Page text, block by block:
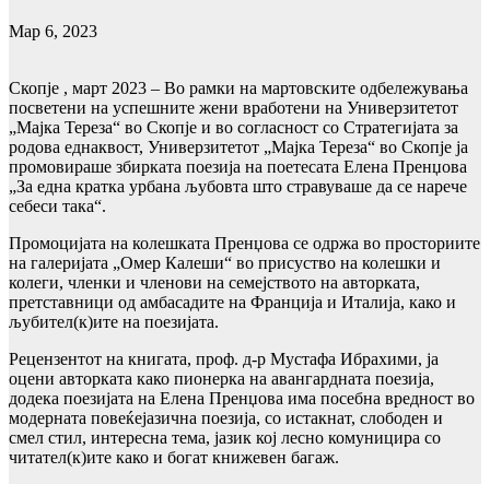
Мар 6, 2023
Скопје , март 2023 – Во рамки на мартовските одбележувања
посветени на успешните жени вработени на Универзитетот
„Мајка Тереза“ во Скопје и во согласност со Стратегијата за
родова еднаквост, Универзитетот „Мајка Тереза“ во Скопје ја
промовираше збирката поезија на поетесата Елена Пренџова
„За една кратка урбана љубовта што стравуваше да се нарече
себеси така“.
Промоцијата на колешката Пренџова се одржа во просториите
на галеријата „Омер Калеши“ во присуство на колешки и
колеги, членки и членови на семејството на авторката,
претставници од амбасадите на Франција и Италија, како и
љубител(к)ите на поезијата.
Рецензентот на книгата, проф. д-р Мустафа Ибрахими, ја
оцени авторката како пионерка на авангардната поезија,
додека поезијата на Елена Пренџова има посебна вредност во
модерната повеќејазична поезија, со истакнат, слободен и
смел стил, интересна тема, јазик кој лесно комуницира со
читател(к)ите како и богат книжевен багаж.